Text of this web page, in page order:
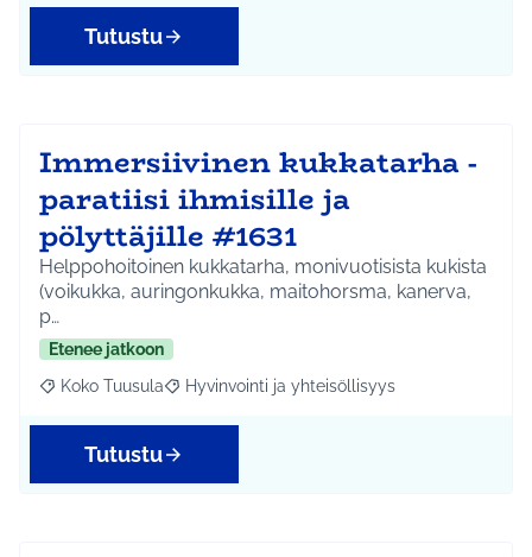
Tutustu
Immersiivinen kukkatarha -
paratiisi ihmisille ja
pölyttäjille #1631
Helppohoitoinen kukkatarha, monivuotisista kukista
(voikukka, auringonkukka, maitohorsma, kanerva,
p…
Etenee jatkoon
Rajaa tulokset aihepiirin mukaan: Koko Tuusula
Koko Tuusula Rajaa tulokset teeman mukaan: Hyvinvointi ja
Hyvinvointi ja yhteisöllisyys
Tutustu